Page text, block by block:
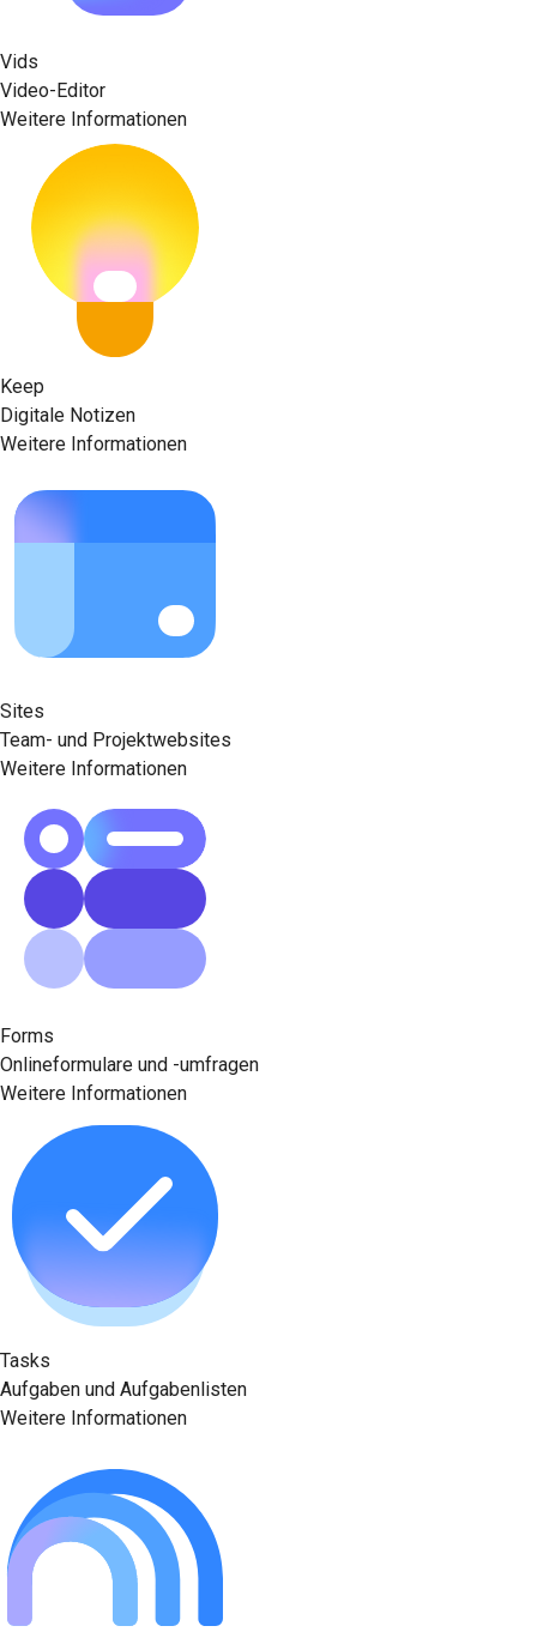
Vids
Video-Editor
Weitere Informationen
Keep
Digitale Notizen
Weitere Informationen
Sites
Team- und Projektwebsites
Weitere Informationen
Forms
Onlineformulare und -umfragen
Weitere Informationen
Tasks
Aufgaben und Aufgabenlisten
Weitere Informationen